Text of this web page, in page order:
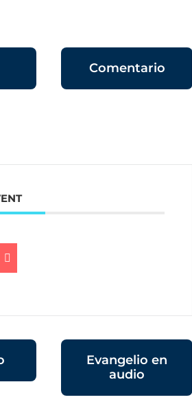
Comentario
Evangelio en
audio